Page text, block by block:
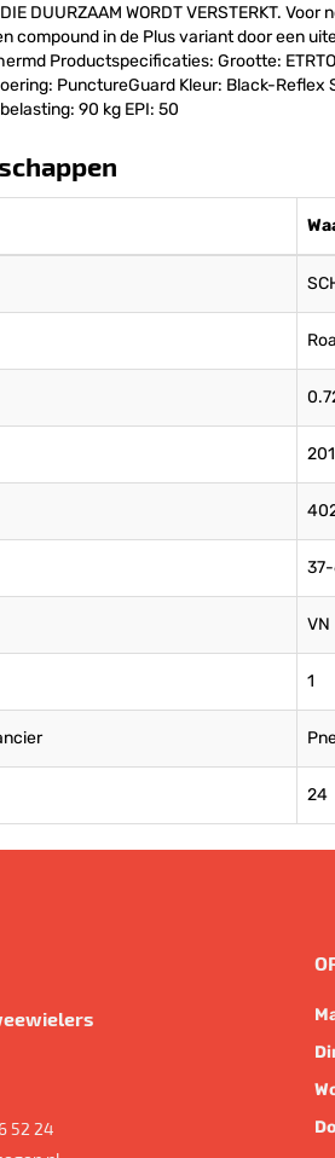
DUURZAAM WORDT VERSTERKT.
compound in de Plus variant door een
Productspecificaties: Grootte:
PunctureGuard Kleur: Black-
90 kg EPI: 50
VN
1
24
52 24